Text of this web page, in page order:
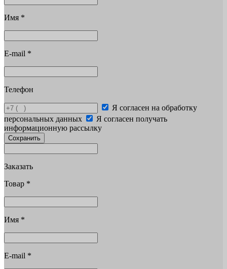
Имя *
E-mail *
Телефон
Я согласен на обработку
персональных данных
Я согласен получать
информационную рассылку
Сохранить
Заказать
Товар *
Имя *
E-mail *